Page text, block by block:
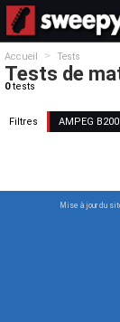
Accueil > Tests
Tests de
0tests
Filtres AMPEG
Mise à jour du